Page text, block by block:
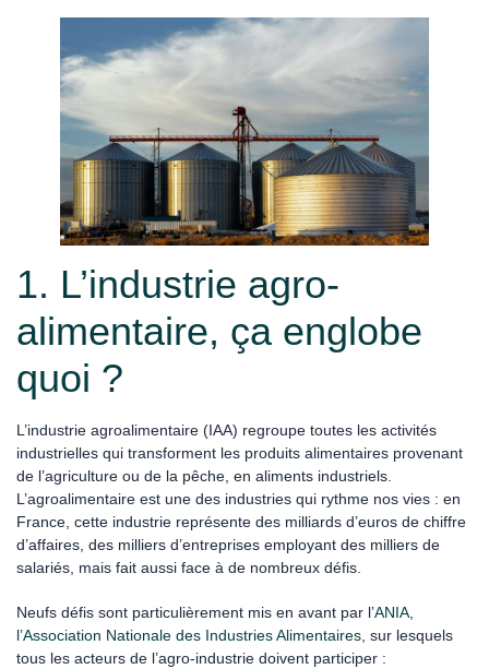
1. L’industrie agro-
alimentaire, ça englobe
quoi ?
L’industrie agroalimentaire (IAA) regroupe toutes les activités
industrielles qui transforment les produits alimentaires provenant
de l’agriculture ou de la pêche, en aliments industriels.
L’agroalimentaire est une des industries qui rythme nos vies : en
France, cette industrie représente des milliards d’euros de chiffre
d’affaires, des milliers d’entreprises employant des milliers de
salariés, mais fait aussi face à de nombreux défis.
Neufs défis sont particulièrement mis en avant par l’ANIA,
l’Association Nationale des Industries Alimentaires , sur lesquels
tous les acteurs de l’agro-industrie doivent participer :